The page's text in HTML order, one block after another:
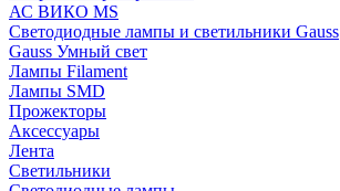
АС ВИКО MS
Светодиодные лампы и светильники Gauss
Gauss Умный свет
Лампы Filament
Лампы SMD
Прожекторы
Аксессуары
Лента
Светильники